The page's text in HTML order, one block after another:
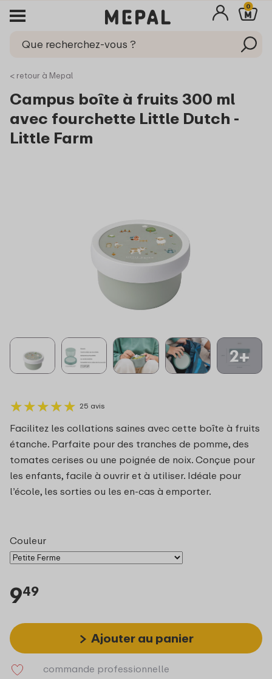
0
< retour à Mepal
Campus boîte à fruits 300 ml
avec fourchette Little Dutch -
Little Farm
2+
★★★★★
★★★★★ 25 avis
Facilitez les collations saines avec cette boîte à fruits
étanche. Parfaite pour des tranches de pomme, des
tomates cerises ou une poignée de noix. Conçue pour
les enfants, facile à ouvrir et à utiliser. Idéale pour
l’école, les sorties ou les en‑cas à emporter.
Couleur
949
Ajouter au panier
commande professionnelle